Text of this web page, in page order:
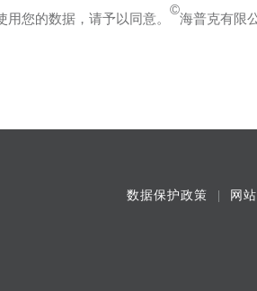
您的数据，请予以同意。
©
海普克有限
数据保护政策 网